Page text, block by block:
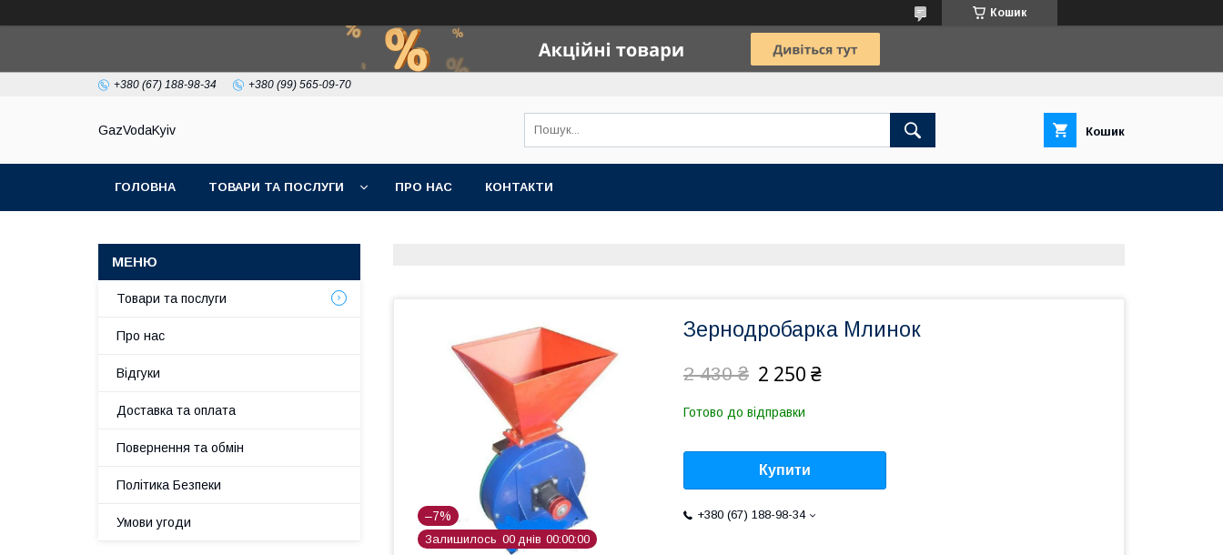
Кошик
+380 (67) 188-98-34 +380 (99) 565-09-70
GazVodaKyiv Кошик
ГОЛОВНА ТОВАРИ ТА ПОСЛУГИ ПРО НАС КОНТАКТИ
–7%
Залишилось 00 днів 00 00 00
Зернодробарка Млинок
2 430 ₴ 2 250 ₴
Готово до відправки
Купити
+380 (67) 188-98-34
Товари та послуги
Про нас
Відгуки
Доставка та оплата
Повернення та обмін
Політика Безпеки
Умови угоди